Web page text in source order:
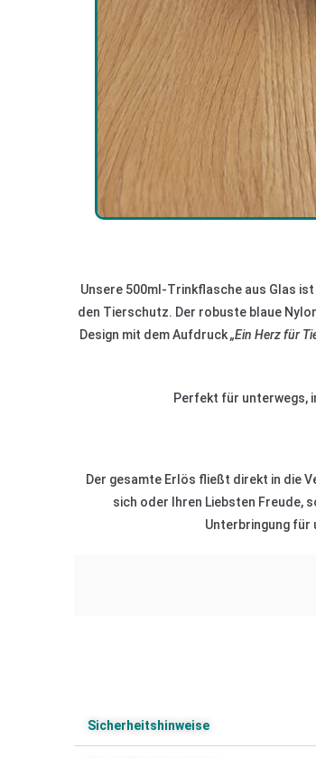
Unsere 500ml-Trinkflasche aus Glas
den Tierschutz. Der robuste blaue
Design mit dem Aufdruck„Ein Herz für
Perfekt für unterwegs,
Der gesamte Erlös fließt direkt in die
sich oder Ihren Liebsten Freude,
Unterbringung für
Sicherheitshinweise